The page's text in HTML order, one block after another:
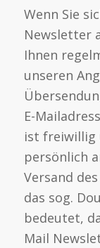
Wenn Sie
Newsletter
Ihnen
unseren
E-
ist freiwillig
persönlich
Versand
das sog.
bedeutet,
Mail